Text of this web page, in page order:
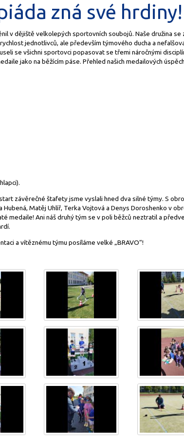
zná své hrdiny!
v dějiště velkolepých sportovních soubojů. Naše družina se
jednotlivců, ale především týmového ducha a
se všichni sportovci popasovat se třemi náročnými
jako na běžícím páse. Přehled našich medailových
závěrečné štafety jsme vyslali hned dva silné týmy. S
Matěj Uhlíř, Terka Vojtová a Denys Doroshenko v
medaile! Ani náš druhý tým se v poli běžců neztratil a
a vítěznému týmu posíláme velké „BRAVO“!